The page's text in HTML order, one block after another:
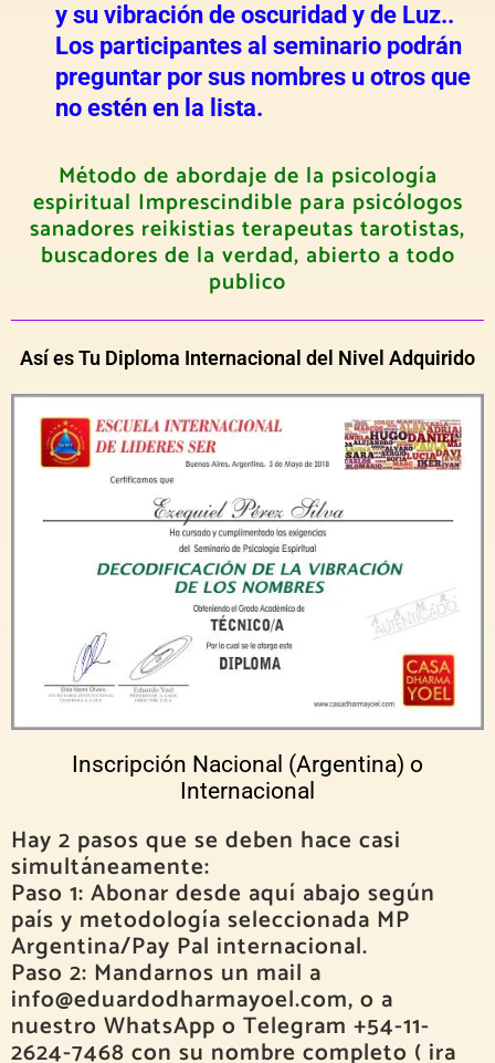
y su vibración de oscuridad y de Luz..
Los participantes al seminario podrán
preguntar por sus nombres u otros que
no estén en la lista.
Método de abordaje de la psicología
espiritual Imprescindible para psicólogos
sanadores reikistias terapeutas tarotistas,
buscadores de la verdad, abierto a todo
publico
Así es Tu Diploma Internacional del Nivel Adquirido
Inscripción Nacional (Argentina) o
Internacional
Hay 2 pasos que se deben hace casi
simultáneamente:
Paso 1: Abonar desde aquí abajo según
país y metodología seleccionada MP
Argentina/Pay Pal internacional.
Paso 2: Mandarnos un mail a
info@eduardodharmayoel.com, o a
nuestro WhatsApp o Telegram +54-11-
2624-7468 con su nombre completo ( ira